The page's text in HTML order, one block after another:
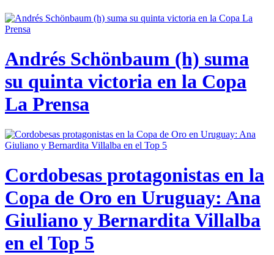
Andrés Schönbaum (h) suma
su quinta victoria en la Copa
La Prensa
Cordobesas protagonistas en la
Copa de Oro en Uruguay: Ana
Giuliano y Bernardita Villalba
en el Top 5